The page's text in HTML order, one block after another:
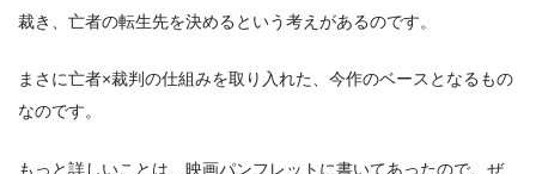
裁き、亡者の転生先を決めるという考えがあるのです。
まさに亡者×裁判の仕組みを取り入れた、今作のベースとなるもの
なのです。
もっと詳しいことは、映画パンフレットに書いてあったので、ぜ